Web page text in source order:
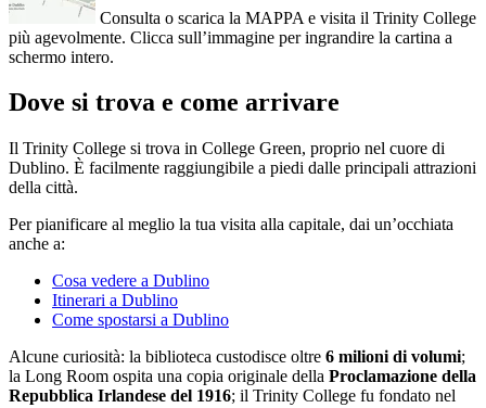
Consulta o scarica la MAPPA e visita il Trinity College
più agevolmente. Clicca sull’immagine per ingrandire la cartina a
schermo intero.
Dove si trova e come arrivare
Il Trinity College si trova in College Green, proprio nel cuore di
Dublino. È facilmente raggiungibile a piedi dalle principali attrazioni
della città.
Per pianificare al meglio la tua visita alla capitale, dai un’occhiata
anche a:
Cosa vedere a Dublino
Itinerari a Dublino
Come spostarsi a Dublino
Alcune curiosità: la biblioteca custodisce oltre 6 milioni di volumi;
la Long Room ospita una copia originale della Proclamazione della
Repubblica Irlandese del 1916; il Trinity College fu fondato nel